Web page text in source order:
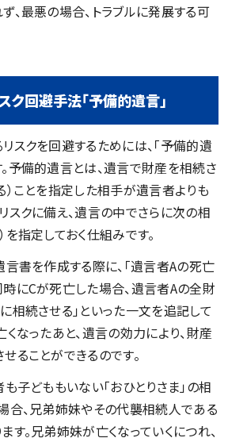
、最悪の場合、トラブルに発展する可
ク回避手法「予備的遺言」
スクを回避するためには、「予備的遺
予備的遺言とは、遺言で財産を相続さ
）ことを指定した相手が遺言者よりも
スクに備え、遺言の中でさらに次の相
を指定しておく仕組みです。
言書を作成する際に、「遺言者Aの死亡
にCが死亡した場合、遺言者Aの全財
相続させる」といった一文を追記して
くなったあと、遺言の効力により、財産
ることができるのです。
子どももいない「おひとりさま」の相
合、兄弟姉妹やその代襲相続人である
す。兄弟姉妹が亡くなっていくにつれ、